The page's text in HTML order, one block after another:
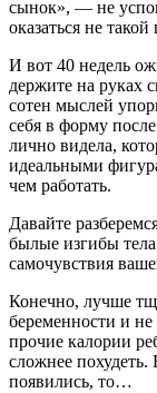
сынок», — не
оказаться не
И вот 40 недель
держите на руках
сотен мыслей
себя в форму
лично видела,
идеальными
чем работать.
Давайте
былые изгибы тела
самочувствия
Конечно, лучше
беременности и
прочие калории
сложнее
появились, то…